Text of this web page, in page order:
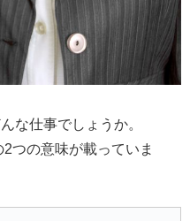
な仕事でしょうか。
つの意味が載っていま